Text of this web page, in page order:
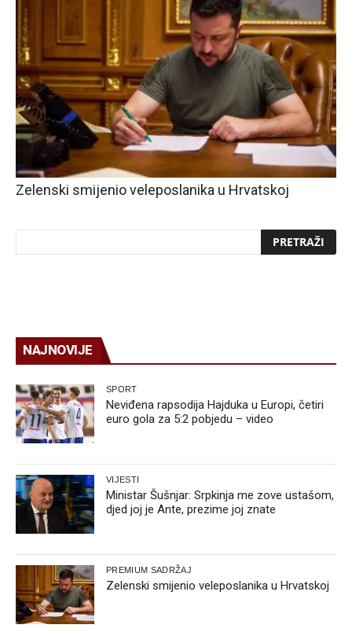
Zelenski smijenio veleposlanika u Hrvatskoj
NAJNOVIJE
SPORT
Neviđena rapsodija Hajduka u Europi, četiri
euro gola za 5:2 pobjedu – video
VIJESTI
Ministar Šušnjar: Srpkinja me zove ustašom,
djed joj je Ante, prezime joj znate
PREMIUM SADRŽAJ
Zelenski smijenio veleposlanika u Hrvatskoj